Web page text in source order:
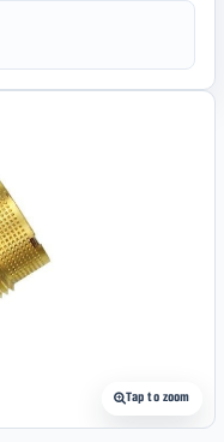
Tap to zoom